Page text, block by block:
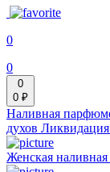
0
0
0
0 ₽
Наливная
духов Ликвидация
Женская